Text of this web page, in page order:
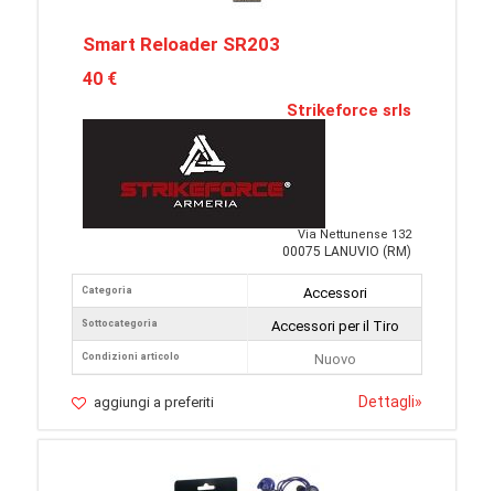
Smart Reloader SR203
40 €
Strikeforce srls
Via Nettunense 132
00075 LANUVIO (RM)
Categoria
Sottocategoria
Condizioni articolo
Accessori
Accessori per il Tiro
Nuovo
aggiungi a preferiti Dettagli»